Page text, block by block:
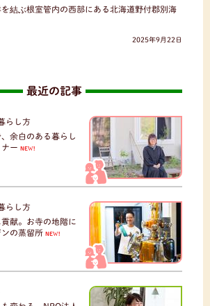
結ぶ根室管内の西部にある北海道野付郡別海
2025年9月22日
最近の記事
らし方
余白のある暮らし
ー
NEW!
らし方
献。お寺の地階に
の蒸留所 NEW!